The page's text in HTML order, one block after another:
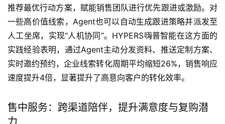
推荐最优行动方案，赋能销售团队进行优先跟进或激励。对
一些高价值线索，Agent也可以自动生成跟进策略并派发至
人工坐席，实现“人机协同”。HYPERS嗨普智能在这方面的
实践经验表明，通过Agent主动分发资料、推送定制方案、
实时邀约预约，企业线索转化周期平均缩短26%，销售响应
速度提升4倍，显著提升了高意向客户的转化效率。
售中服务：跨渠道陪伴，提升满意度与复购潜
力